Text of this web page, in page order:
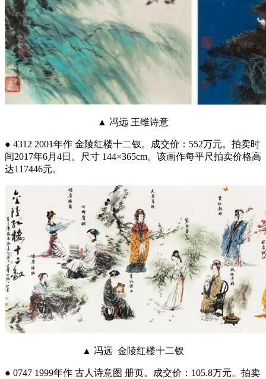
▲ 冯远 王维诗意
● 4312 2001年作 金陵红楼十二钗。成交价：552万元。拍卖时
间2017年6月4日。尺寸 144×365cm。该画作每平尺拍卖价格高
达117446元。
▲ 冯远 金陵红楼十二钗
● 0747 1999年作 古人诗意图 册页。成交价：105.8万元。拍卖